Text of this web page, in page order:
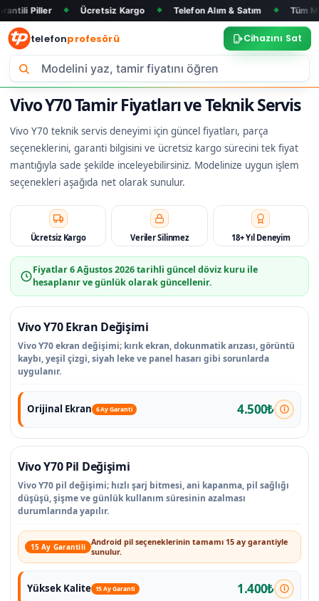
◆ Ücretsiz Kargo ◆ Telefon Alım & Satım ◆ Tüm Marka ve
telefonprofesörü Cihazını Sat
Vivo Y70 Tamir Fiyatları ve Teknik Servis
Vivo Y70 teknik servis deneyimi için güncel fiyatları, parça
seçeneklerini, garanti bilgisini ve ücretsiz kargo sürecini tek fiyat
mantığıyla sade şekilde inceleyebilirsiniz. Modelinize uygun işlem
seçenekleri aşağıda net olarak sunulur.
Ücretsiz Kargo Veriler Silinmez 18+ Yıl Deneyim
Fiyatlar6 Ağustos 2026tarihli güncel döviz kuru ile
hesaplanır ve günlük olarak güncellenir.
Vivo Y70 Ekran Değişimi
Vivo Y70 ekran değişimi; kırık ekran, dokunmatik arızası, görüntü
kaybı, yeşil çizgi, siyah leke ve panel hasarı gibi sorunlarda
uygulanır.
Orijinal Ekran 6 Ay Garanti 4.500₺
Vivo Y70 Pil Değişimi
Vivo Y70 pil değişimi; hızlı şarj bitmesi, ani kapanma, pil sağlığı
düşüşü, şişme ve günlük kullanım süresinin azalması
durumlarında yapılır.
15 Ay Garantili Android pil seçeneklerinin tamamı 15 ay garantiyle
sunulur.
Yüksek Kalite 15 Ay Garanti 1.400₺